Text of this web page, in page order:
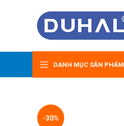
DANH MỤC SẢN PHẨM
-30%